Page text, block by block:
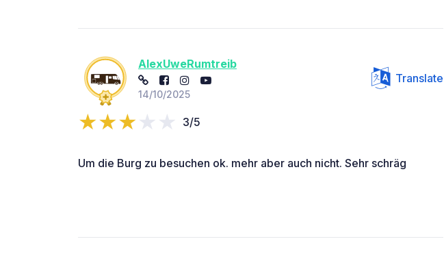
AlexUweRumtreib
14/10/2025
Translate
3/5
Um die Burg zu besuchen ok. mehr aber auch nicht. Sehr schräg